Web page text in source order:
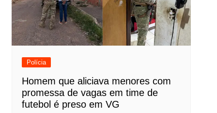
Polícia
Homem que aliciava menores com
promessa de vagas em time de
futebol é preso em VG